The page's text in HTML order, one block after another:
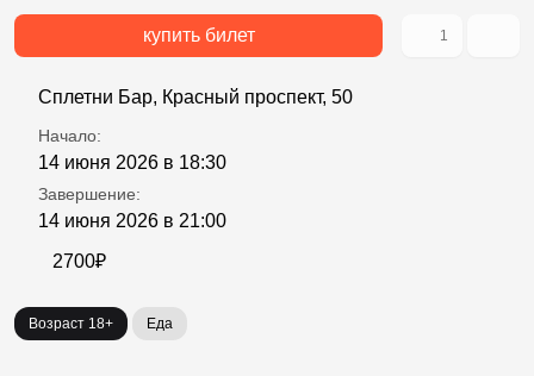
купить билет 1
Сплетни Бар, Красный проспект, 50
Начало:
14 июня 2026 в 18:30
Завершение:
14 июня 2026 в 21:00
2700₽
Возраст 18+ Еда